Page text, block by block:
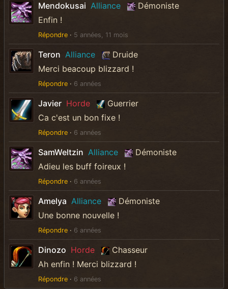
Mendokusai Alliance
Démoniste
Enfin !
Répondre · 5 années, 11 mois
Teron Alliance
Druide
Merci beacoup blizzard !
Répondre · 6 années
Javier Horde
Guerrier
Ca c'est un bon fixe !
Répondre · 6 années
SamWeltzin Alliance
Démoniste
Adieu les buff foireux !
Répondre · 6 années
Amelya Alliance
Démoniste
Une bonne nouvelle !
Répondre · 6 années
Dinozo Horde
Chasseur
Ah enfin ! Merci blizzard !
Répondre · 6 années